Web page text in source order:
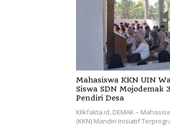
Mahasiswa KKN UIN
Siswa SDN Mojodemak
Pendiri Desa
Klikfakta.id, DEMAK –
(KKN) Mandiri Inisiatif